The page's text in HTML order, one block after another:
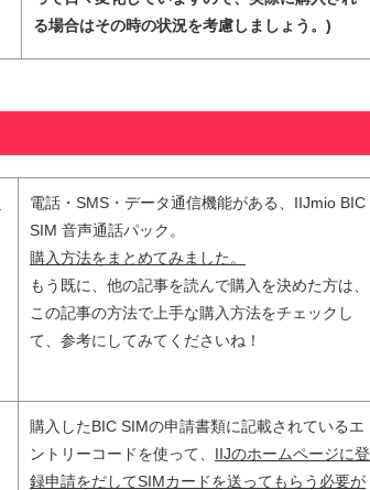
る場合はその時の状況を考慮しましょう。)
電話・SMS・データ通信機能がある、IIJmio BIC
SIM 音声通話パック。
購入方法をまとめてみました。
もう既に、他の記事を読んで購入を決めた方は、
この記事の方法で上手な購入方法をチェックし
て、参考にしてみてくださいね！
購入したBIC SIMの申請書類に記載されているエ
ントリーコードを使って、 IIJのホームページに登
録申請をだしてSIMカードを送ってもらう必要が